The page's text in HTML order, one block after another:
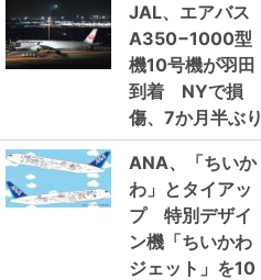
JAL、エアバス
A350−1000型
機10号機が羽田
到着 NYで損
傷、7か月半ぶり
ANA、「ちいか
わ」とタイアッ
プ 特別デザイ
ン機「ちいかわ
ジェット」を10